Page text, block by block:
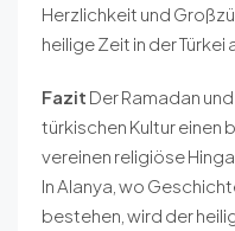
Herzlichkeit und
heilige Zeit in der Türkei
Fazit Der Ramadan
türkischen Kultur einen
vereinen religiöse
In Alanya, wo
bestehen, wird der